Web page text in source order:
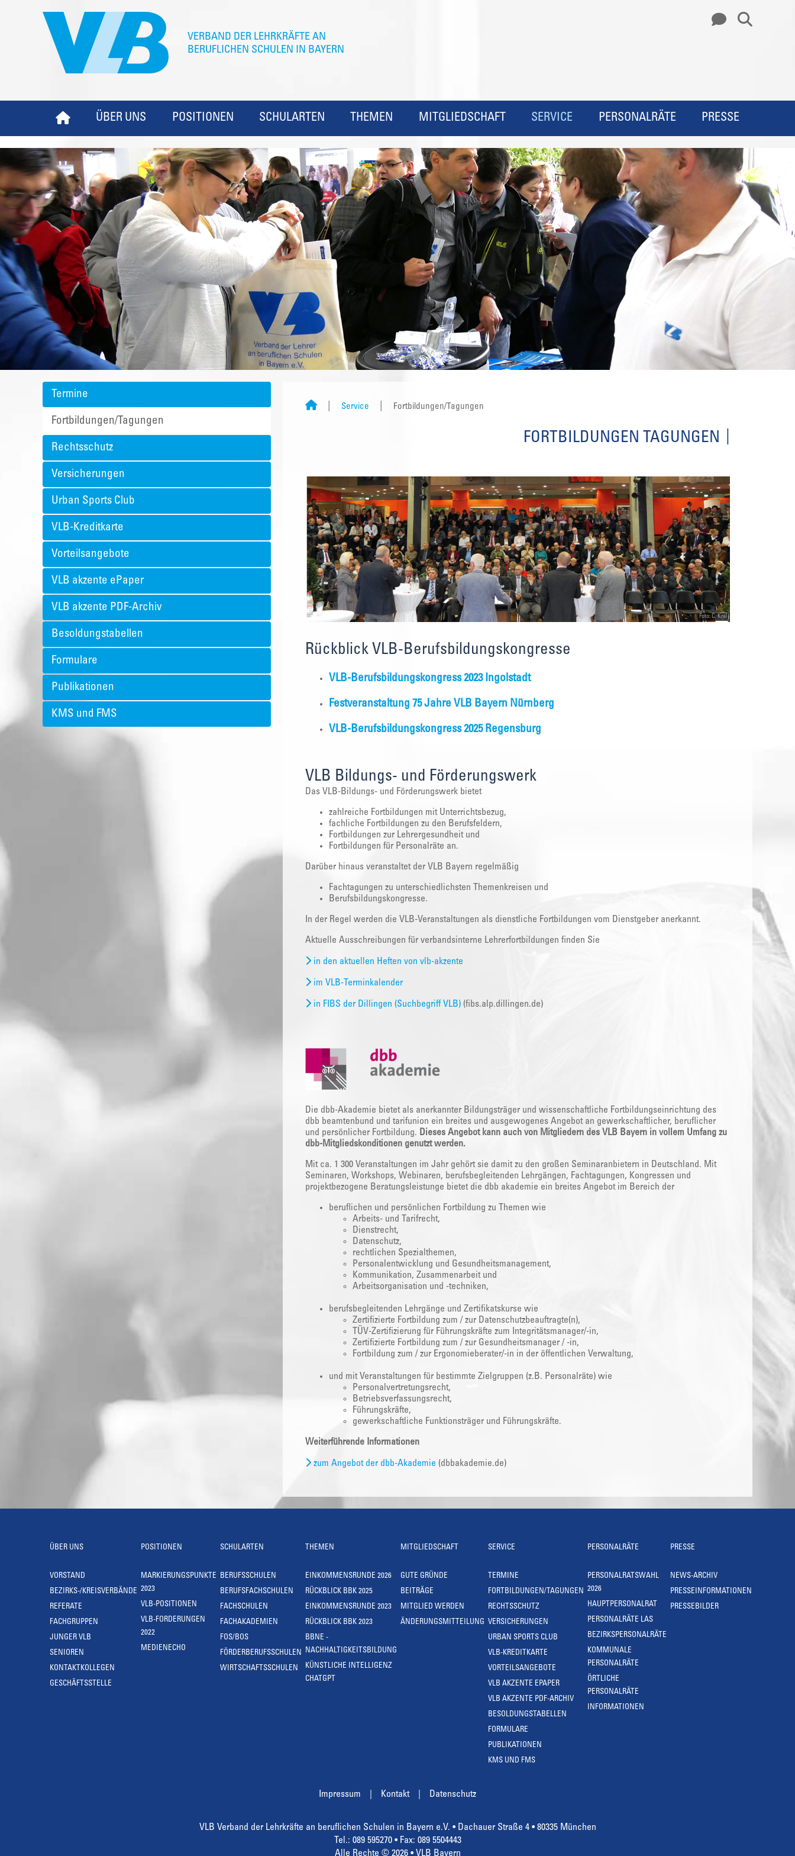
ÜBER UNS POSITIONEN SCHULARTEN THEMEN MITGLIEDSCHAFT SERVICE PERSONALRÄTE PRESSE
Termine
Fortbildungen/Tagungen
Rechtsschutz
Versicherungen
Urban Sports Club
VLB-Kreditkarte
Vorteilsangebote
VLB akzente ePaper
VLB akzente PDF-Archiv
Besoldungstabellen
Formulare
Publikationen
KMS und FMS
Service Fortbildungen/Tagungen
FORTBILDUNGEN TAGUNGEN
Foto: C. Kral
Rückblick VLB-Berufsbildungskongresse
VLB-Berufsbildungskongress 2023 Ingolstadt
Festveranstaltung 75 Jahre VLB Bayern Nürnberg
VLB-Berufsbildungskongress 2025 Regensburg
VLB Bildungs- und Förderungswerk
Das VLB-Bildungs- und Förderungswerk bietet
zahlreiche Fortbildungen mit Unterrichtsbezug,
fachliche Fortbildungen zu den Berufsfeldern,
Fortbildungen zur Lehrergesundheit und
Fortbildungen für Personalräte an.
Darüber hinaus veranstaltet der VLB Bayern regelmäßig
Fachtagungen zu unterschiedlichsten Themenkreisen und
Berufsbildungskongresse.
In der Regel werden die VLB-Veranstaltungen als dienstliche Fortbildungen vom Dienstgeber anerkannt.
Aktuelle Ausschreibungen für verbandsinterne Lehrerfortbildungen finden Sie
in den aktuellen Heften von vlb-akzente
im VLB-Terminkalender
in FIBS der Dillingen (Suchbegriff VLB) (fibs.alp.dillingen.de)
Die dbb-Akademie bietet als anerkannter Bildungsträger und wissenschaftliche Fortbildungseinrichtung des
dbb beamtenbund und tarifunion ein breites und ausgewogenes Angebot an gewerkschaftlicher, beruflicher
und persönlicher Fortbildung. Dieses Angebot kann auch von Mitgliedern des VLB Bayern in vollem Umfang zu
dbb-Mitgliedskonditionen genutzt werden.
Mit ca. 1 300 Veranstaltungen im Jahr gehört sie damit zu den großen Seminaranbietern in Deutschland. Mit
Seminaren, Workshops, Webinaren, berufsbegleitenden Lehrgängen, Fachtagungen, Kongressen und
projektbezogene Beratungsleistunge bietet die dbb akademie ein breites Angebot im Bereich der
beruflichen und persönlichen Fortbildung zu Themen wie
Arbeits- und Tarifrecht,
Dienstrecht,
Datenschutz,
rechtlichen Spezialthemen,
Personalentwicklung und Gesundheitsmanagement,
Kommunikation, Zusammenarbeit und
Arbeitsorganisation und -techniken,
berufsbegleitenden Lehrgänge und Zertifikatskurse wie
Zertifizierte Fortbildung zum / zur Datenschutzbeauftragte(n),
TÜV-Zertifizierung für Führungskräfte zum Integritätsmanager/-in,
Zertifizierte Fortbildung zum / zur Gesundheitsmanager / -in,
Fortbildung zum / zur Ergonomieberater/-in in der öffentlichen Verwaltung,
und mit Veranstaltungen für bestimmte Zielgruppen (z.B. Personalräte) wie
Personalvertretungsrecht,
Betriebsverfassungsrecht,
Führungskräfte,
gewerkschaftliche Funktionsträger und Führungskräfte.
Weiterführende Informationen
zum Angebot der dbb-Akademie (dbbakademie.de)
ÜBER UNS
VORSTAND
BEZIRKS-/KREISVERBÄNDE
REFERATE
FACHGRUPPEN
JUNGER VLB
SENIOREN
KONTAKTKOLLEGEN
GESCHÄFTSSTELLE
POSITIONEN
MARKIERUNGSPUNKTE
2023
VLB-POSITIONEN
VLB-FORDERUNGEN
2022
MEDIENECHO
SCHULARTEN
BERUFSSCHULEN
BERUFSFACHSCHULEN
FACHSCHULEN
FACHAKADEMIEN
FOS/BOS
FÖRDERBERUFSSCHULEN
WIRTSCHAFTSSCHULEN
THEMEN
EINKOMMENSRUNDE 2026
RÜCKBLICK BBK 2025
EINKOMMENSRUNDE 2023
RÜCKBLICK BBK 2023
BBNE -
NACHHALTIGKEITSBILDUNG
KÜNSTLICHE INTELLIGENZ
CHATGPT
MITGLIEDSCHAFT
GUTE GRÜNDE
BEITRÄGE
MITGLIED WERDEN
ÄNDERUNGSMITTEILUNG
SERVICE
TERMINE
FORTBILDUNGEN/TAGUNGEN
RECHTSSCHUTZ
VERSICHERUNGEN
URBAN SPORTS CLUB
VLB-KREDITKARTE
VORTEILSANGEBOTE
VLB AKZENTE EPAPER
VLB AKZENTE PDF-ARCHIV
BESOLDUNGSTABELLEN
FORMULARE
PUBLIKATIONEN
KMS UND FMS
PERSONALRÄTE
PERSONALRATSWAHL
2026
HAUPTPERSONALRAT
PERSONALRÄTE LAS
BEZIRKSPERSONALRÄTE
KOMMUNALE
PERSONALRÄTE
ÖRTLICHE
PERSONALRÄTE
INFORMATIONEN
PRESSE
NEWS-ARCHIV
PRESSEINFORMATIONEN
PRESSEBILDER
Impressum Kontakt Datenschutz
VLB Verband der Lehrkräfte an beruflichen Schulen in Bayern e.V. • Dachauer Straße 4 • 80335 München
Tel.: 089 595270 • Fax: 089 5504443
Alle Rechte © 2026 • VLB Bayern